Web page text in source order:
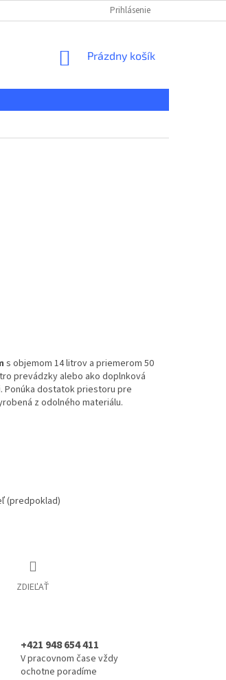
DOPRAVA A PLATBA
Prihlásenie
NÁKUPNÝ
Prázdny košík
s objemom 14 litrov a priemerom 50
prevádzky alebo ako doplnková
Ponúka dostatok priestoru pre
z odolného materiálu.
(predpoklad)
ZDIEĽAŤ
+421 948 654 411
V pracovnom čase vždy
ochotne poradíme